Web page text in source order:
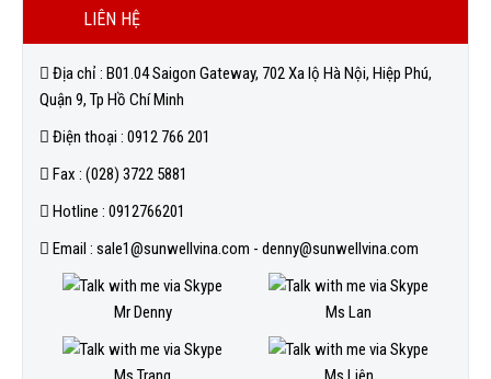
LIÊN HỆ
Địa chỉ : B01.04 Saigon Gateway, 702 Xa lộ Hà Nội, Hiệp Phú,
Quận 9, Tp Hồ Chí Minh
Điện thoại : 0912 766 201
Fax : (028) 3722 5881
Hotline : 0912766201
Email : sale1@sunwellvina.com - denny@sunwellvina.com
Mr Denny Ms Lan